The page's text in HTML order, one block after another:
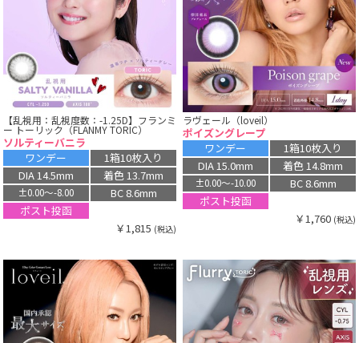
【乱視用：乱視度数：-1.25D】フランミ
ー トーリック（FLANMY TORIC）
ソルティーバニラ
ワンデー
1箱10枚入り
DIA 14.5mm
着色 13.7mm
±0.00〜-8.00
BC 8.6mm
ポスト投函
￥1,815 (税込)
ラヴェール（loveil）
ポイズングレープ
ワンデー
1箱10枚入り
DIA 15.0mm
着色 14.8mm
±0.00〜-10.00
BC 8.6mm
ポスト投函
￥1,760 (税込)